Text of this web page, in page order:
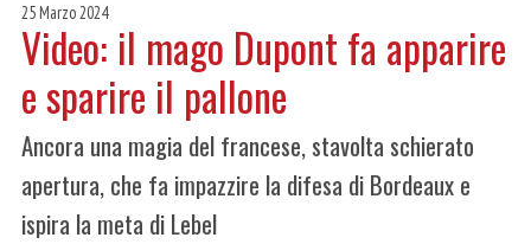
25 Marzo 2024
Video: il mago Dupont fa apparire
e sparire il pallone
Ancora una magia del francese, stavolta schierato
apertura, che fa impazzire la difesa di Bordeaux e
ispira la meta di Lebel